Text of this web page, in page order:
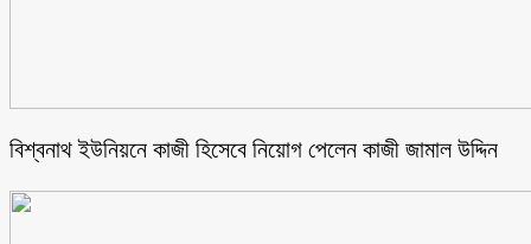
বিশ্বনাথ ইউনিয়নে কাজী হিসেবে নিয়োগ পেলেন কাজী জামাল উদ্দিন